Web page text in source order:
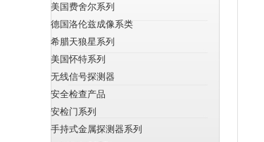
美国费舍尔系列
德国洛伦兹成像系类
希腊天狼星系列
美国怀特系列
无线信号探测器
安全检查产品
安检门系列
手持式金属探测器系列